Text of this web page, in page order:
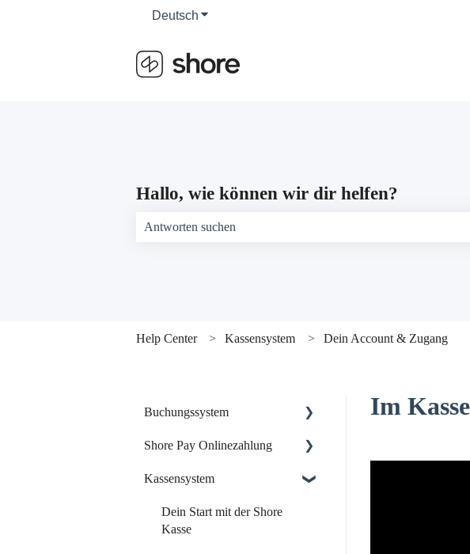
Deutsch Untermenü für Übersetzungen anzeigen
Hallo, wie können wir dir helfen?
Help Center Kassensystem Dein Account & Zugang
Im
Buchungssystem
Dein Start mit Shore
Dein Account & Zugang
Kalender & Termine
Shore Pay Onlinezahlung
Einrichtung & Aktivierung
Zahlungsoptionen &
Funktionen
Kassensystem
Dein Start mit der Shore
Kasse